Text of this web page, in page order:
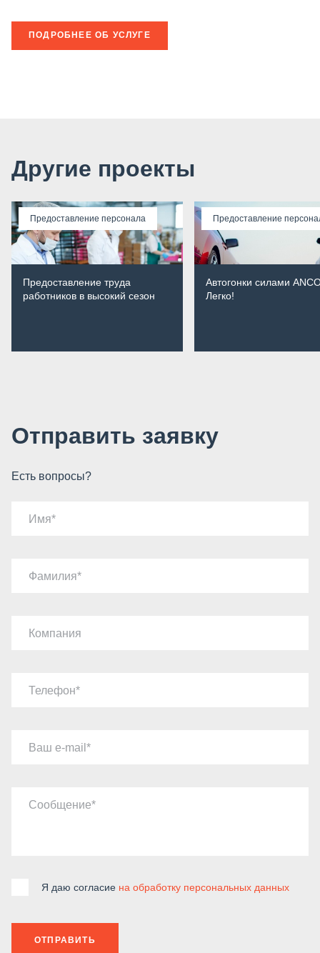
ПОДРОБНЕЕ ОБ УСЛУГЕ
Другие проекты
Предоставление персонала
Предоставление труда
работников в высокий сезон
Предоставление
Автогонки силами
Легко!
Отправить заявку
Есть вопросы?
Имя
Фамилия
Компания
Телефон
Ваш e-mail
Сообщение
Я даю согласие на обработку персональных данных
ОТПРАВИТЬ